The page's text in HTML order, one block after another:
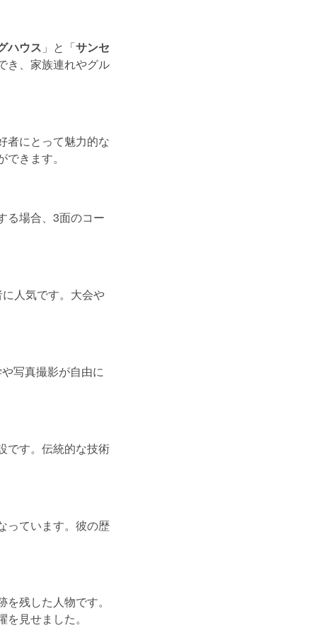
ハウス 」と「サンセ
き、家族連れやグル
者にとって魅力的な
きます。
る場合、3面のコー
人気です。大会や
写真撮影が自由に
です。伝統的な技術
っています。彼の歴
残した人物です。
見せました。